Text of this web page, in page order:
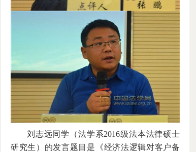
刘志远同学（法学系2016级法本法律硕士
研究生）的发言题目是《经济法逻辑对客户备